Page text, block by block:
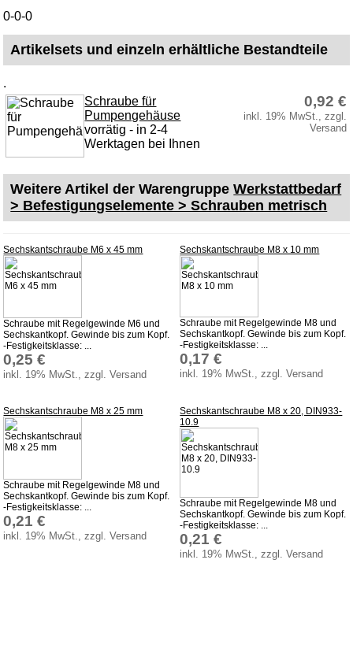
Bowdenzüge
Klebeverbindungen
Pflegeprodukte
Wälzlager
Öle
Sonderposten
Service
Versandkosten
Impressum
Produktindex
0-0-0
Artikelsets und einzeln erhältliche Bestandteile
.
Schraube für
Pumpengehäuse
vorrätig - in 2-4
Werktagen bei Ihnen
0,92 €
inkl. 19% MwSt., zzgl.
Versand
Weitere Artikel der WarengruppeWerkstattbedarf
> Befestigungselemente > Schrauben metrisch
Sechskantschraube M6 x 45 mm
Schraube mit Regelgewinde M6 und
Sechskantkopf. Gewinde bis zum Kopf.
-Festigkeitsklasse: ...
0,25 €
inkl. 19% MwSt., zzgl. Versand
Sechskantschraube M8 x 10 mm
Schraube mit Regelgewinde M8 und
Sechskantkopf. Gewinde bis zum Kopf.
-Festigkeitsklasse: ...
0,17 €
inkl. 19% MwSt., zzgl. Versand
Sechskantschraube M8 x 25 mm
Schraube mit Regelgewinde M8 und
Sechskantkopf. Gewinde bis zum Kopf.
-Festigkeitsklasse: ...
0,21 €
inkl. 19% MwSt., zzgl. Versand
Sechskantschraube M8 x 20, DIN933-
10.9
Schraube mit Regelgewinde M8 und
Sechskantkopf. Gewinde bis zum Kopf.
-Festigkeitsklasse: ...
0,21 €
inkl. 19% MwSt., zzgl. Versand